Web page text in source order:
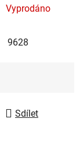
Vyprodáno
9628
Sdílet